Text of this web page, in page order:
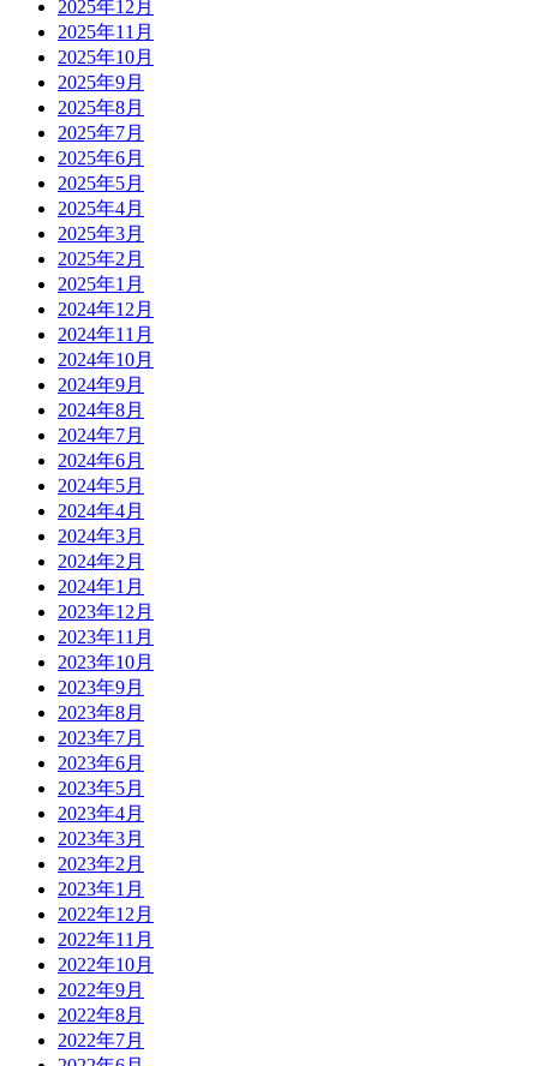
2025年12月
2025年11月
2025年10月
2025年9月
2025年8月
2025年7月
2025年6月
2025年5月
2025年4月
2025年3月
2025年2月
2025年1月
2024年12月
2024年11月
2024年10月
2024年9月
2024年8月
2024年7月
2024年6月
2024年5月
2024年4月
2024年3月
2024年2月
2024年1月
2023年12月
2023年11月
2023年10月
2023年9月
2023年8月
2023年7月
2023年6月
2023年5月
2023年4月
2023年3月
2023年2月
2023年1月
2022年12月
2022年11月
2022年10月
2022年9月
2022年8月
2022年7月